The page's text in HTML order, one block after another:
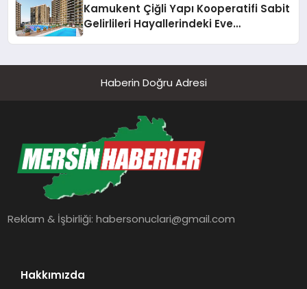
Kamukent Çiğli Yapı Kooperatifi Sabit
Gelirlileri Hayallerindeki Eve
Haberin Doğru Adresi
Reklam & İşbirliği:habersonuclari@gmail.com
Hakkımızda